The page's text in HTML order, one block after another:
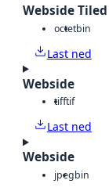
Webside Tiled
octetbin
Last ned
Webside
tifftif
Last ned
Webside
jpegbin